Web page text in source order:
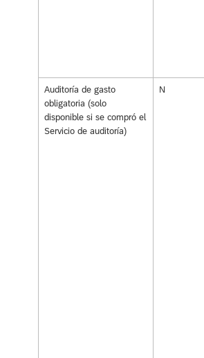
Auditoría de gasto
obligatoria (solo
disponible si se compró el
Servicio de auditoría)
N